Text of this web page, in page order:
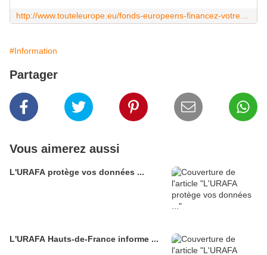
#Information
Partager
Vous aimerez aussi
L'URAFA protège vos données ...
L'URAFA Hauts-de-France informe ...